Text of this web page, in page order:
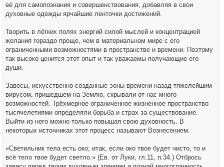
её для самопознания и совершенствования, добавляя в свои
духовные одежды ярчайшие ленточки достижений.
Творить в лёгких полях энергий силой мыслей и концентрацией
желания гораздо проще, чем в материальном мире с его
ограниченными возможностями в пространстве и времени. Поэтому
так высоко ценится этот опыт и так уважаемы получающие его
души.
Завесы, искусственно созданные эоны времени назад тяжелейшим
вирусом, пришедшем на Землю, скрывали от нас много
возможностей. Трёхмерное ограниченное жизненное пространство
тысячелетиями определяли борьба и страх за существование.
Выйти из него можно только повышая свою духовность. В
некоторых источниках этот процесс называют Вознесением.
«Светильник тела есть око; итак, если око твое будет чисто, то и
всё тело твое будет светло.» (Ев. от Луки, гл.11, п.34.) Отбрось